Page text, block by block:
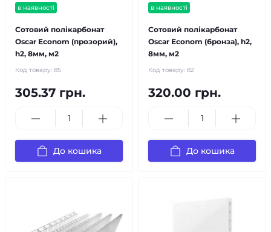
в наявності
Сотовий полікарбонат
Oscar Econom (прозорий),
h2, 8мм, м2
Код товару: 85
305.37 грн.
До кошика
в наявності
Сотовий полікарбонат
Oscar Econom (бронза), h2,
8мм, м2
Код товару: 82
320.00 грн.
До кошика